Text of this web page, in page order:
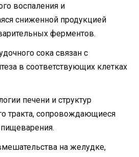
воспаления и
сниженной продукцией
ферментов.
сока связан с
в соответствующих клетках
печени и структур
тракта, сопровождающиеся
на желудке,